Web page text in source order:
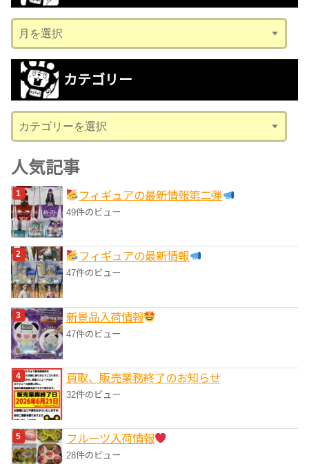
ー
カ
ブ
カテゴリー
テ
ゴ
リ
ー
人気記事
フィギュアの最新情報第二弾
49件のビュー
フィギュアの最新情報
47件のビュー
‎新景品入荷情報
47件のビュー
買取、販売業務終了のお知らせ
32件のビュー
フルーツ入荷情報
28件のビュー